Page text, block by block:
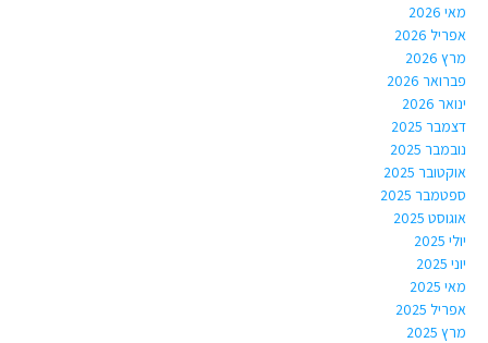
מאי 2026
אפריל 2026
מרץ 2026
פברואר 2026
ינואר 2026
דצמבר 2025
נובמבר 2025
אוקטובר 2025
ספטמבר 2025
אוגוסט 2025
יולי 2025
יוני 2025
מאי 2025
אפריל 2025
מרץ 2025